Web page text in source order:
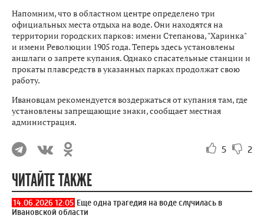
Напомним, что в областном центре определено три
официальных места отдыха на воде. Они находятся на
территории городских парков: имени Степанова, "Харинка"
и имени Революции 1905 года. Теперь здесь установлены
аншлаги о запрете купания. Однако спасательные станции и
прокаты плавсредств в указанных парках продолжат свою
работу.
Ивановцам рекомендуется воздержаться от купания там, где
установлены запрещающие знаки, сообщает местная
администрация.
5 2
ЧИТАЙТЕ ТАКЖЕ
14.06.2026 12:05 Еще одна трагедия на воде случилась в
Ивановской области